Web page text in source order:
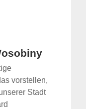
vorstellen,
Stadt